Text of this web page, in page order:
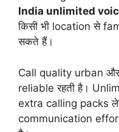
India unlimited
किसी भी location से
सकते हैं।
Call quality urban
reliable रहती है।
extra calling packs
communication